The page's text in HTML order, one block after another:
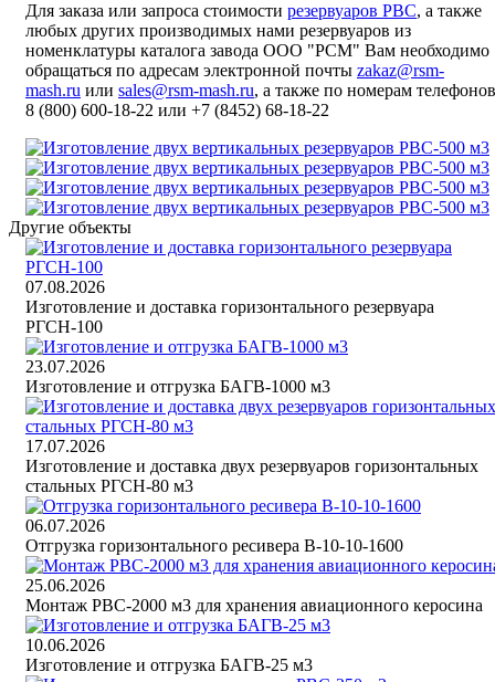
Для заказа или запроса стоимости резервуаров РВС, а также
любых других производимых нами резервуаров из
номенклатуры каталога завода ООО "РСМ" Вам необходимо
обращаться по адресам электронной почты zakaz@rsm-
mash.ru или sales@rsm-mash.ru, а также по номерам телефонов
8 (800) 600-18-22 или +7 (8452) 68-18-22
Другие объекты
07.08.2026
Изготовление и доставка горизонтального резервуара
РГСН-100
23.07.2026
Изготовление и отгрузка БАГВ-1000 м3
17.07.2026
Изготовление и доставка двух резервуаров горизонтальных
стальных РГСН-80 м3
06.07.2026
Отгрузка горизонтального ресивера В-10-10-1600
25.06.2026
Монтаж РВС-2000 м3 для хранения авиационного керосина
10.06.2026
Изготовление и отгрузка БАГВ-25 м3